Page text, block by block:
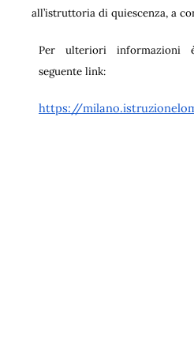
all’istruttoria di quiescenza, a
Per ulteriori informazioni
seguente link:
https://